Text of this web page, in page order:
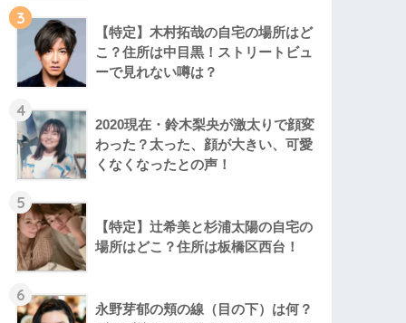
3
【特定】木村拓哉の自宅の場所はど
こ？住所は中目黒！ストリートビュ
ーで見れない噂は？
4
2020現在・鈴木梨央が激太りで顔変
わった？太った、顔が大きい、可愛
くなくなったとの声！
5
【特定】辻希美と杉浦太陽の自宅の
場所はどこ？住所は板橋区西台！
6
永野芽郁の頬の線（目の下）は何？